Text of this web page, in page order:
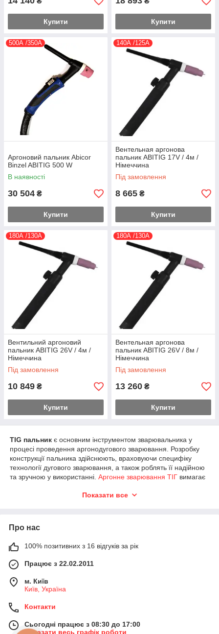
Купити Купити
500А /350А
Аргоновий пальник Abicor
Binzel ABITIG 500 W
В наявності
30 504 ₴
Купити
140А /125А
Вентельная аргонова
пальник ABITIG 17V / 4м /
Німеччина
Під замовлення
8 665 ₴
Купити
180А /130А
Вентильний аргоновий
пальник ABITIG 26V / 4м /
Німеччина
Під замовлення
10 849 ₴
Купити
180А /130А
Вентельная аргонова
пальник ABITIG 26V / 8м /
Німеччина
Під замовлення
13 260 ₴
Купити
TIG пальник є основним інструментом зварювальника у
процесі проведення аргонодугового зварювання. Розробку
конструкції пальника здійснюють, враховуючи специфіку
технології дугового зварювання, а також роблять її надійною
та зручною у використанні. Аргонне зварювання ТІГ вимагає
«Єврозварювання» представлена саме така продукція.
Пальники TIG для аргонодугового зварювання неплавким
призначені для обробки металу різних сортів та їх сплавів.
електродом і заготовкою. Як правило, такі пальники
зварювальник задіє обидві руки: в одній тримає пальник, а
другою подає присадний матеріал у зварювальну ванну, де
знаходиться розплавлений метал.
Існують модифікації з повітряним і рідинним типом
охолодження. Пальникам першого різновиду достатньо
Показати все
Про нас
100% позитивних з 16 відгуків за рік
Працює з 22.02.2011
м. Київ
Київ, Україна
Контакти
Сьогодні працює з 08:30 до 17:00
Показати весь графік роботи